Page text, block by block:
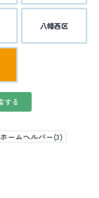
八幡西区
ホームヘルパー(3)